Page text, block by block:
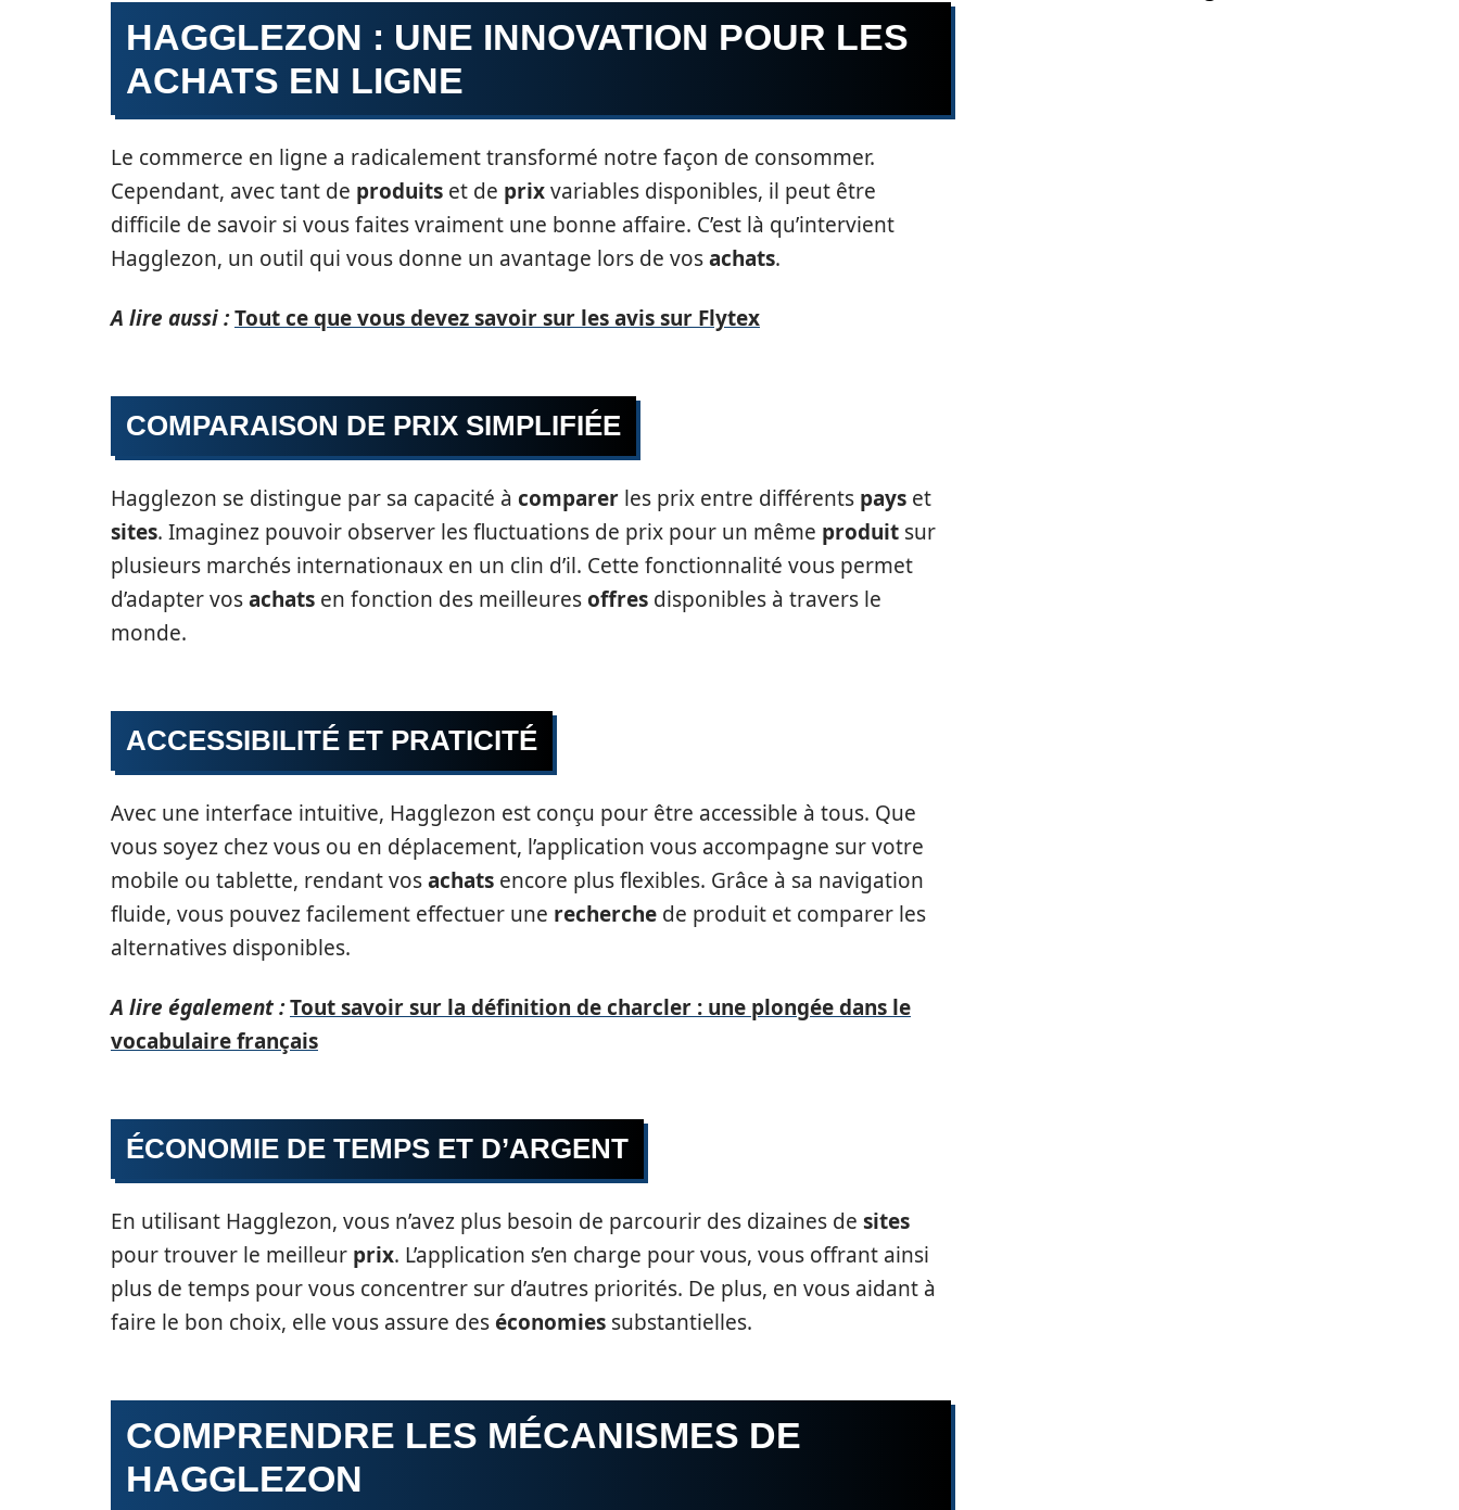
HAGGLEZON : UNE INNOVATION POUR LES
ACHATS EN LIGNE
Le commerce en ligne a radicalement transformé notre façon de consommer.
Cependant, avec tant de produits et de prixvariables disponibles, il peut être
difficile de savoir si vous faites vraiment une bonne affaire. C’est là qu’intervient
Hagglezon, un outil qui vous donne un avantage lors de vosachats.
A lire aussi :Tout ce que vous devez savoir sur les avis sur Flytex
COMPARAISON DE PRIX SIMPLIFIÉE
Hagglezon se distingue par sa capacité à comparer les prix entre différents pays et
sites. Imaginez pouvoir observer les fluctuations de prix pour un même produit sur
plusieurs marchés internationaux en un clin d’il. Cette fonctionnalité vous permet
d’adapter vosachats en fonction des meilleuresoffres disponibles à travers le
monde.
ACCESSIBILITÉ ET PRATICITÉ
Avec une interface intuitive, Hagglezon est conçu pour être accessible à tous. Que
vous soyez chez vous ou en déplacement, l’application vous accompagne sur votre
mobile ou tablette, rendant vosachats encore plus flexibles. Grâce à sa navigation
fluide, vous pouvez facilement effectuer une recherche de produit et comparer les
alternatives disponibles.
A lire également :Tout savoir sur la définition de charcler : une plongée dans le
vocabulaire français
ÉCONOMIE DE TEMPS ET D’ARGENT
En utilisant Hagglezon, vous n’avez plus besoin de parcourir des dizaines de sites
pour trouver le meilleur prix. L’application s’en charge pour vous, vous offrant ainsi
plus de temps pour vous concentrer sur d’autres priorités. De plus, en vous aidant à
faire le bon choix, elle vous assure deséconomies substantielles.
COMPRENDRE LES MÉCANISMES DE
HAGGLEZON